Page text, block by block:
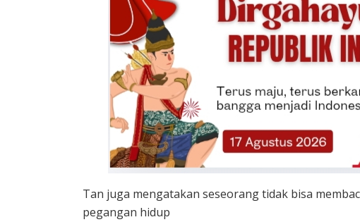
Tan juga mengatakan seseorang tidak bisa
pegangan hidup